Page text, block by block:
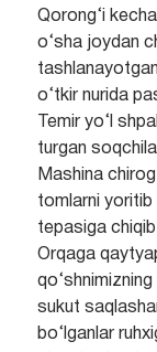
Qorong‘i
o‘sha joydan
o‘tkir nurida
Temir yo‘l
turgan
Mashina
tomlarni yoritib
tepasiga
Orqaga
sukut
bo‘lganlar